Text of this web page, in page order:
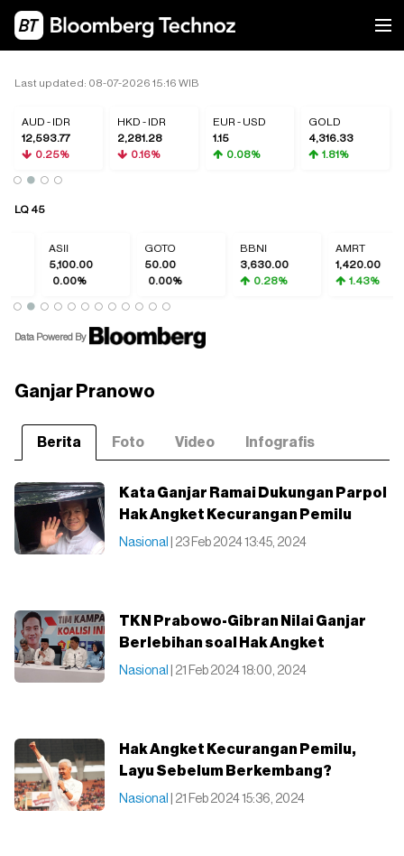
Last updated: 08-07-2026 15:16 WIB
AUD - IDR
12,593.77
0.25%
HKD - IDR
2,281.28
0.16%
EUR - USD
1.15
0.08%
GOLD
4,316.33
1.81%
LQ 45
ASII
5,100.00
0.00%
GOTO
50.00
0.00%
BBNI
3,630.00
0.28%
AMRT
1,420.00
1.43%
Data Powered By
Ganjar Pranowo
Berita Foto Video Infografis
Kata Ganjar Ramai Dukungan Parpol
Hak Angket Kecurangan Pemilu
Nasional | 23 Feb 2024 13:45, 2024
TKN Prabowo-Gibran Nilai Ganjar
Berlebihan soal Hak Angket
Nasional | 21 Feb 2024 18:00, 2024
Hak Angket Kecurangan Pemilu,
Layu Sebelum Berkembang?
Nasional | 21 Feb 2024 15:36, 2024